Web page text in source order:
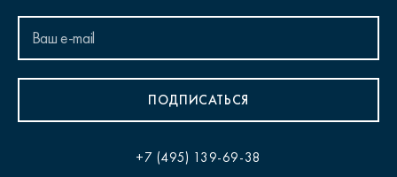
ПОДПИСАТЬСЯ
+7 (495) 139-69-38